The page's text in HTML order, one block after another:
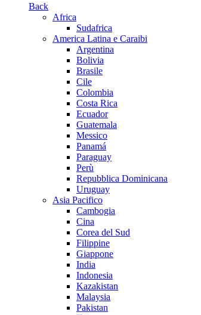
Back
Africa
Sudafrica
America Latina e Caraibi
Argentina
Bolivia
Brasile
Cile
Colombia
Costa Rica
Ecuador
Guatemala
Messico
Panamá
Paraguay
Perù
Repubblica Dominicana
Uruguay
Asia Pacifico
Cambogia
Cina
Corea del Sud
Filippine
Giappone
India
Indonesia
Kazakistan
Malaysia
Pakistan